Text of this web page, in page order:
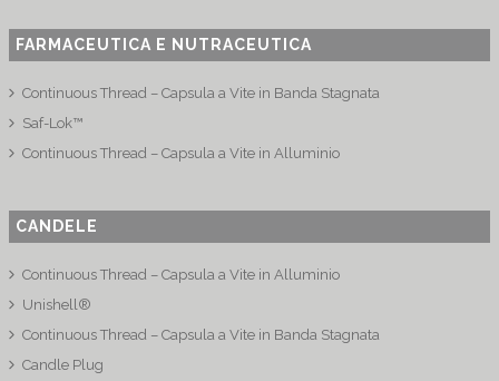
FARMACEUTICA E NUTRACEUTICA
Continuous Thread – Capsula a Vite in Banda Stagnata
Saf-Lok™
Continuous Thread – Capsula a Vite in Alluminio
CANDELE
Continuous Thread – Capsula a Vite in Alluminio
Unishell®
Continuous Thread – Capsula a Vite in Banda Stagnata
Candle Plug